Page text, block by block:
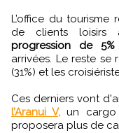
L’office du
de clients loisirs
progression de 5%
arrivées. Le reste se
(31%) et les
Ces derniers vont
l’Aranui V, un
proposera plus de